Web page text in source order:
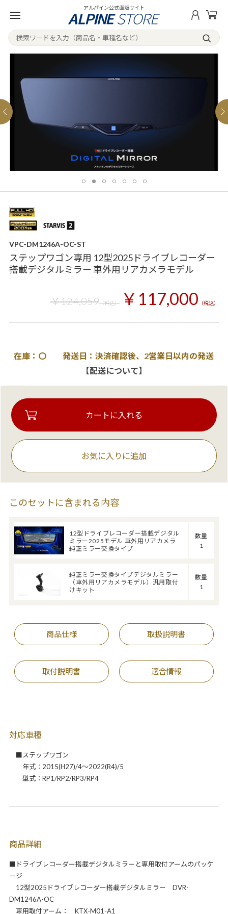
アルパイン公式直販サイト
VPC-DM1246A-OC-ST
ステップワゴン専用 12型2025ドライブレコーダー
搭載デジタルミラー 車外用リアカメラモデル
￥124,059（税込） ￥117,000 （税込）
在庫：〇 発送日：決済確認後、2営業日以内の発送
【配送について】
お気に入りに追加
このセットに含まれる内容
12型ドライブレコーダー搭載デジタル
ミラー2025モデル 車外用リアカメラ
純正ミラー交換タイプ
数量
1
純正ミラー交換タイプデジタルミラー
（車外用リアカメラモデル）汎用取付
けキット
数量
1
商品仕様 取扱説明書
取付説明書 適合情報
対応車種
■ステップワゴン
年式：2015(H27)/4～2022(R4)/5
型式：RP1/RP2/RP3/RP4
商品詳細
■ドライブレコーダー搭載デジタルミラーと専用取付アームのパッケ
ージ
12型2025ドライブレコーダー搭載デジタルミラー DVR-
DM1246A-OC
専用取付アーム： KTX-M01-A1